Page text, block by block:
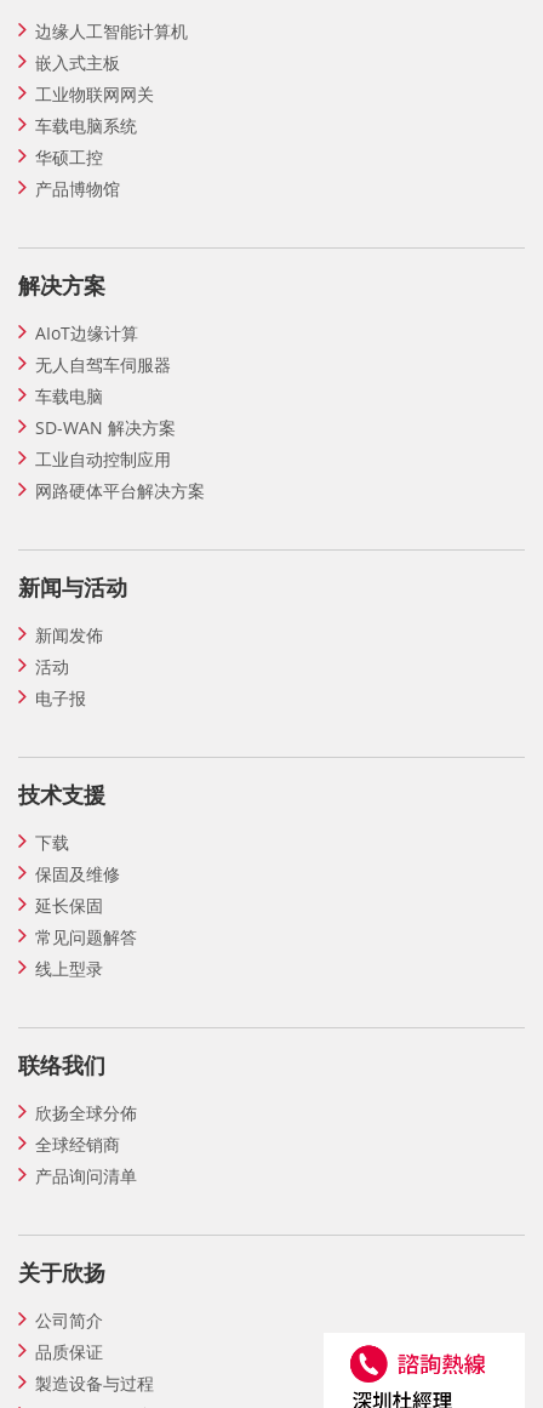
边缘人工智能计算机
嵌入式主板
工业物联网网关
车载电脑系统
华硕工控
产品博物馆
解决方案
AIoT边缘计算
无人自驾车伺服器
车载电脑
SD-WAN 解决方案
工业自动控制应用
网路硬体平台解决方案
新闻与活动
新闻发佈
活动
电子报
技术支援
下载
保固及维修
延长保固
常见问题解答
线上型录
联络我们
欣扬全球分佈
全球经销商
产品询问清单
关于欣扬
公司简介
品质保证
製造设备与过程